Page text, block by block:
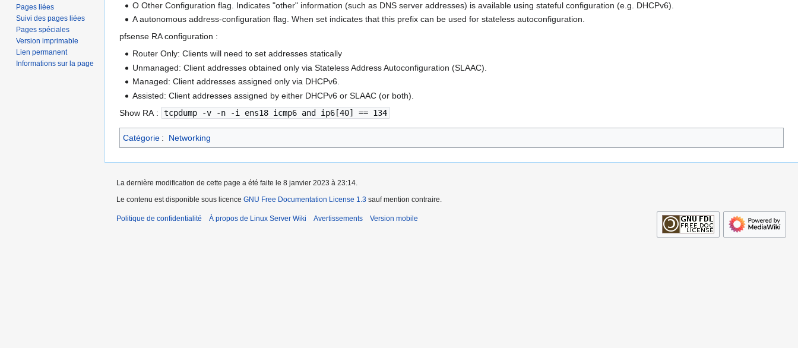
O Other Configuration flag. Indicates "other" information (such as DNS server addresses) is available using stateful configuration (e.g. DHCPv6).
A autonomous address-configuration flag. When set indicates that this prefix can be used for stateless autoconfiguration.
pfsense RA configuration :
Router Only: Clients will need to set addresses statically
Unmanaged: Client addresses obtained only via Stateless Address Autoconfiguration (SLAAC).
Managed: Client addresses assigned only via DHCPv6.
Assisted: Client addresses assigned by either DHCPv6 or SLAAC (or both).
Show RA :
tcpdump -v -n -i ens18 icmp6 and ip6[40] == 134
Catégorie : Networking
Pages liées
Suivi des pages liées
Pages spéciales
Version imprimable
Lien permanent
Informations sur la page
La dernière modification de cette page a été faite le 8 janvier 2023 à 23:14.
Le contenu est disponible sous licence GNU Free Documentation License 1.3 sauf mention contraire.
Politique de confidentialité À propos de Linux Server Wiki Avertissements Version mobile